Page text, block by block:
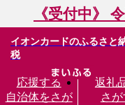
《受付中》
イオンカードのふるさと
税
応援する
自治体をさが
返礼
さが